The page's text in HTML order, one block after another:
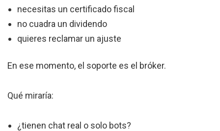
necesitas un certificado fiscal
no cuadra un dividendo
quieres reclamar un ajuste
En ese momento, el soporte es el bróker.
Qué miraría:
¿tienen chat real o solo bots?